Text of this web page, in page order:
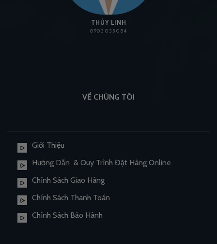
THÙY LINH
0903 035 084
VỀ CHÚNG TÔI
Giới Thiệu
Hướng Dẫn & Quy Trình Đặt Hàng Online
Chính Sách Giao Hàng
Chính Sách Thanh Toán
Chính Sách Bảo Hành